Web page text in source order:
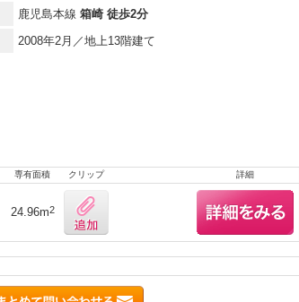
鹿児島本線 箱崎 徒歩2分
2008年2月／地上13階建て
専有面積 クリップ 詳細
24.96m2